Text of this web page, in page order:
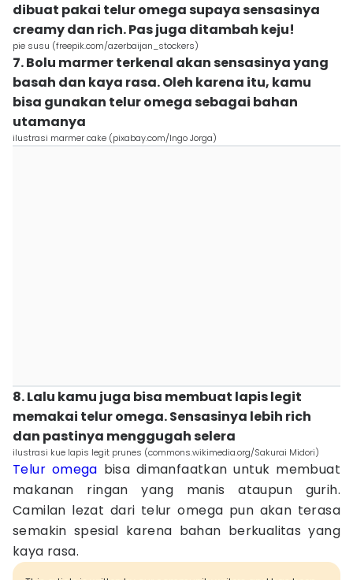
dibuat pakai telur omega supaya sensasinya
creamy dan rich. Pas juga ditambah keju!
pie susu (freepik.com/azerbaijan_stockers)
7. Bolu marmer terkenal akan sensasinya yang
basah dan kaya rasa. Oleh karena itu, kamu
bisa gunakan telur omega sebagai bahan
utamanya
ilustrasi marmer cake (pixabay.com/Ingo Jorga)
8. Lalu kamu juga bisa membuat lapis legit
memakai telur omega. Sensasinya lebih rich
dan pastinya menggugah selera
ilustrasi kue lapis legit prunes (commons.wikimedia.org/Sakurai Midori)
Telur omega bisa dimanfaatkan untuk membuat
makanan ringan yang manis ataupun gurih.
Camilan lezat dari telur omega pun akan terasa
semakin spesial karena bahan berkualitas yang
kaya rasa.